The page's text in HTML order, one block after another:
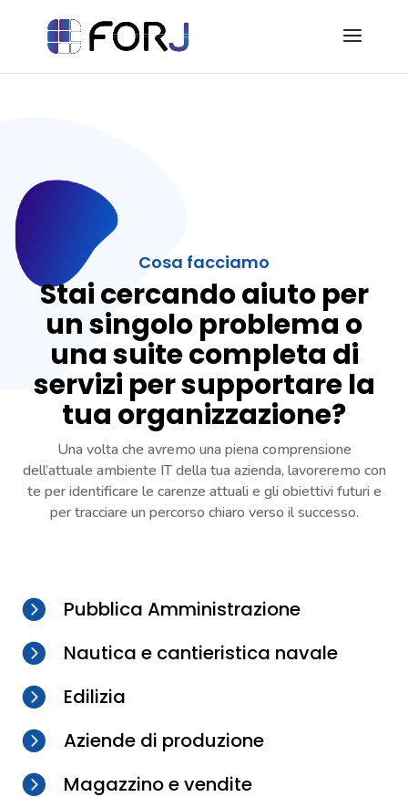
Cosa facciamo
Stai cercando aiuto per
un singolo problema o
una suite completa di
servizi per supportare la
tua organizzazione?
Una volta che avremo una piena comprensione
dell’attuale ambiente IT della tua azienda, lavoreremo con
te per identificare le carenze attuali e gli obiettivi futuri e
per tracciare un percorso chiaro verso il successo.
 Pubblica Amministrazione
 Nautica e cantieristica navale
 Edilizia
 Aziende di produzione
 Magazzino e vendite